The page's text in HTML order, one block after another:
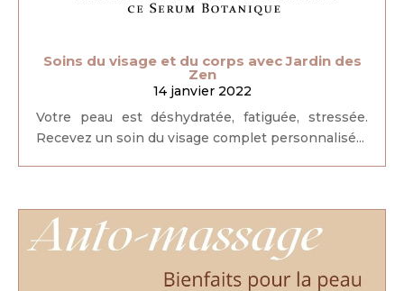
Soins du visage et du corps avec Jardin des
Zen
14 janvier 2022
Votre peau est déshydratée, fatiguée, stressée.
Recevez un soin du visage complet personnalisé...